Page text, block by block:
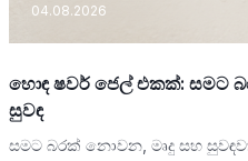
04.08.2026
හොඳ ෂවර් ජෙල් එකක්: සමට
සුවඳ
සමට බරක් නොවන, මෘදු සහ